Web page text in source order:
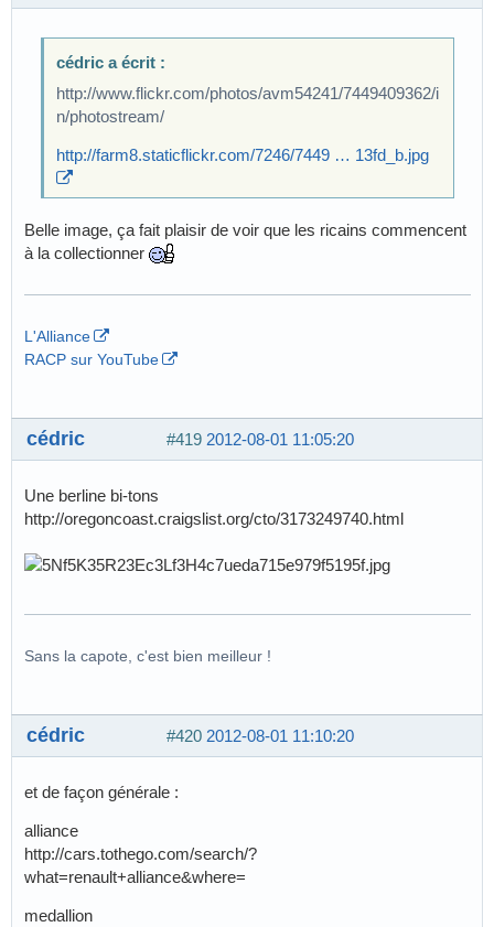
cédric a écrit :
http://www.flickr.com/photos/avm54241/7449409362/i
n/photostream/
http://farm8.staticflickr.com/7246/7449 … 13fd_b.jpg
Belle image, ça fait plaisir de voir que les ricains commencent
à la collectionner
L'Alliance
RACP sur YouTube
#419 2012-08-01 11:05:20
cédric
Une berline bi-tons
http://oregoncoast.craigslist.org/cto/3173249740.html
Sans la capote, c'est bien meilleur !
#420 2012-08-01 11:10:20
cédric
et de façon générale :
alliance
http://cars.tothego.com/search/?
what=renault+alliance&where=
medallion